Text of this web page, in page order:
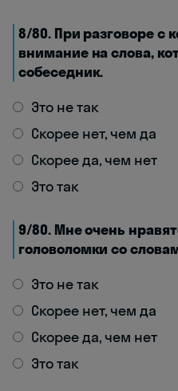
8/80. При разговоре с
внимание на слова,
собеседник.
Это не так
Скорее нет, чем да
Скорее да, чем нет
Это так
9/80. Мне очень
головоломки со
Это не так
Скорее нет, чем да
Скорее да, чем нет
Это так